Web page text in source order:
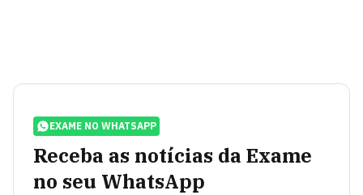
EXAME NO WHATSAPP
Receba as notícias da Exame
no seu WhatsApp